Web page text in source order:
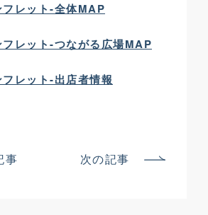
レット-全体MAP
レット-つながる広場MAP
レット-出店者情報
事 次の記事